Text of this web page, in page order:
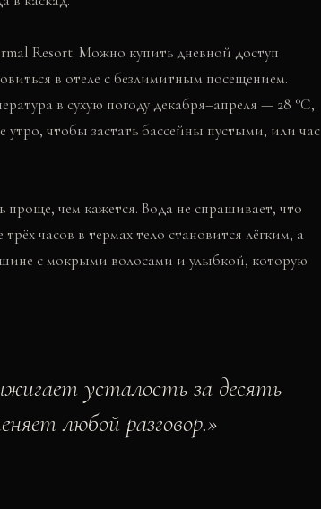
Resort. Можно купить дневной доступ
в отеле с безлимитным посещением.
в сухую погоду декабря–апреля — 28 °C,
чтобы застать бассейны пустыми, или час
чем кажется. Вода не спрашивает, что
часов в термах тело становится лёгким, а
с мокрыми волосами и улыбкой, которую
усталость за десять
любой разговор.»